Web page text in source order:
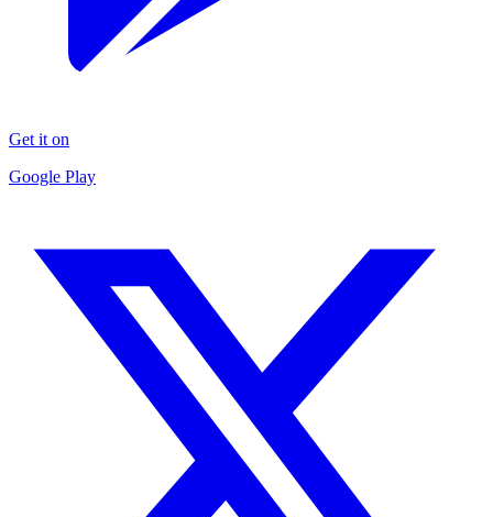
Get it on
Google Play